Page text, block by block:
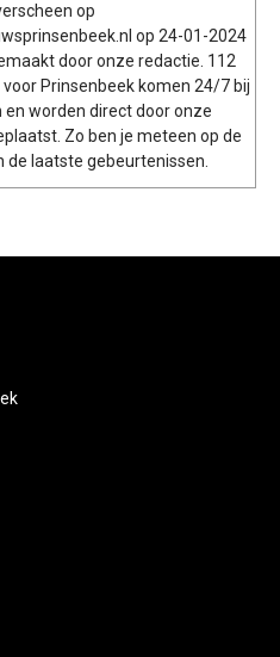
op
op 24-01-2024
door onze redactie. 112
Prinsenbeek komen 24/7 bij
en worden direct door onze
Zo ben je meteen op de
de laatste gebeurtenissen.